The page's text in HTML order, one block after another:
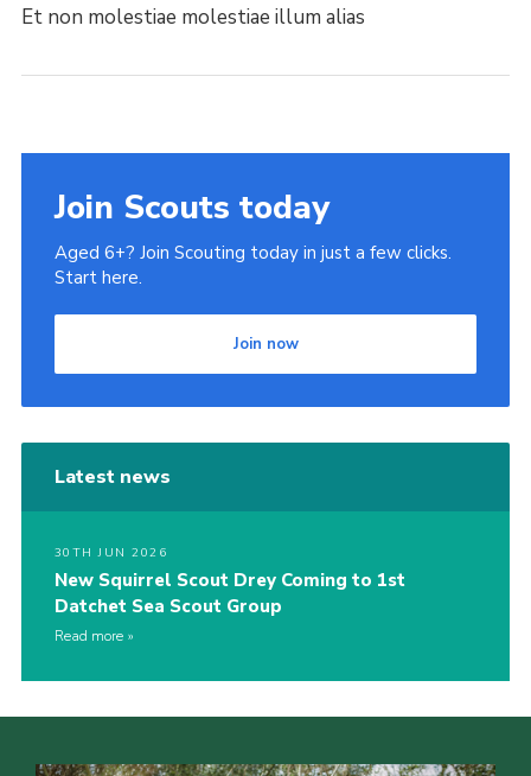
Et non molestiae molestiae illum alias
Join Scouts today
Aged 6+? Join Scouting today in just a few clicks.
Start here.
Join now
Latest news
30TH JUN 2026
New Squirrel Scout Drey Coming to 1st
Datchet Sea Scout Group
Read more